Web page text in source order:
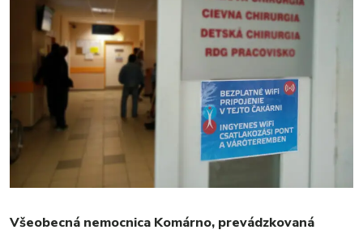
MESTO
FOTKY
Všeobecná nemocnica Komárno, prevádzkovaná